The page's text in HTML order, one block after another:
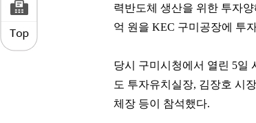
력반도체 생산을 위한 투자
억 원을 KEC 구미공장에 투
당시 구미시청에서 열린 5일
도 투자유치실장, 김장호 시
체장 등이 참석했다.